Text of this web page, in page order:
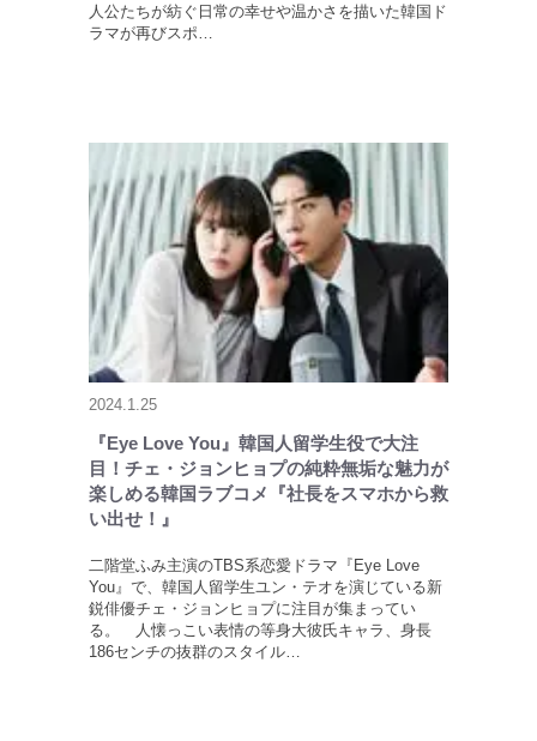
人公たちが紡ぐ日常の幸せや温かさを描いた韓国ド
ラマが再びスポ…
2024.1.25
『Eye Love You』韓国人留学生役で大注
目！チェ・ジョンヒョプの純粋無垢な魅力が
楽しめる韓国ラブコメ『社長をスマホから救
い出せ！』
二階堂ふみ主演のTBS系恋愛ドラマ『Eye Love
You』で、韓国人留学生ユン・テオを演じている新
鋭俳優チェ・ジョンヒョプに注目が集まってい
る。 人懐っこい表情の等身大彼氏キャラ、身長
186センチの抜群のスタイル…